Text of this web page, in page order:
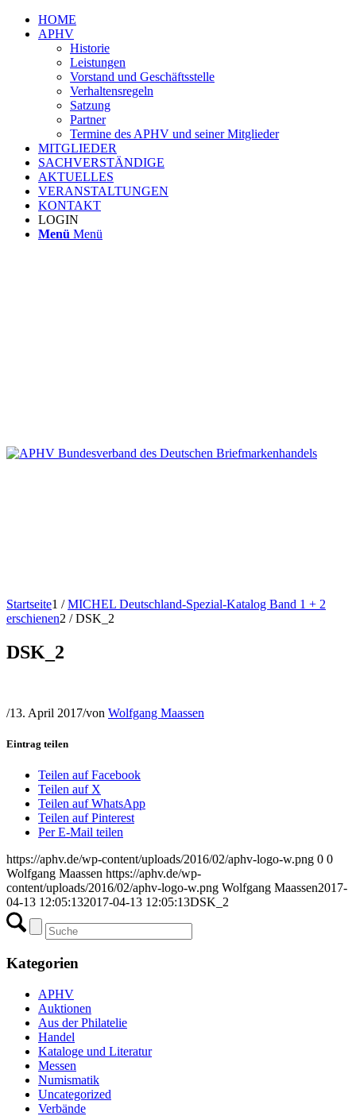
HOME
APHV
Historie
Leistungen
Vorstand und Geschäftsstelle
Verhaltensregeln
Satzung
Partner
Termine des APHV und seiner Mitglieder
MITGLIEDER
SACHVERSTÄNDIGE
AKTUELLES
VERANSTALTUNGEN
KONTAKT
LOGIN
Menü Menü
Startseite1 / MICHEL Deutschland-Spezial-Katalog Band 1 + 2
erschienen2 / DSK_2
DSK_2
/13. April 2017/von Wolfgang Maassen
Eintrag teilen
Teilen auf Facebook
Teilen auf X
Teilen auf WhatsApp
Teilen auf Pinterest
Per E-Mail teilen
https://aphv.de/wp-content/uploads/2016/02/aphv-logo-w.png 0 0
Wolfgang Maassen https://aphv.de/wp-
content/uploads/2016/02/aphv-logo-w.png Wolfgang Maassen2017-
04-13 12:05:132017-04-13 12:05:13DSK_2
Kategorien
APHV
Auktionen
Aus der Philatelie
Handel
Kataloge und Literatur
Messen
Numismatik
Uncategorized
Verbände